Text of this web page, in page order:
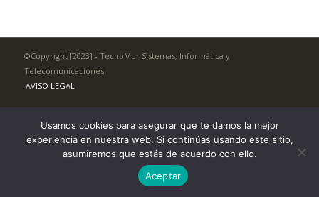
©Copyright [2023] - TecnoMur Sistemas, Informática y
Telecomunicaciones
AVISO LEGAL
Usamos cookies para asegurar que te damos la mejor
experiencia en nuestra web. Si continúas usando este sitio,
asumiremos que estás de acuerdo con ello.
Aceptar